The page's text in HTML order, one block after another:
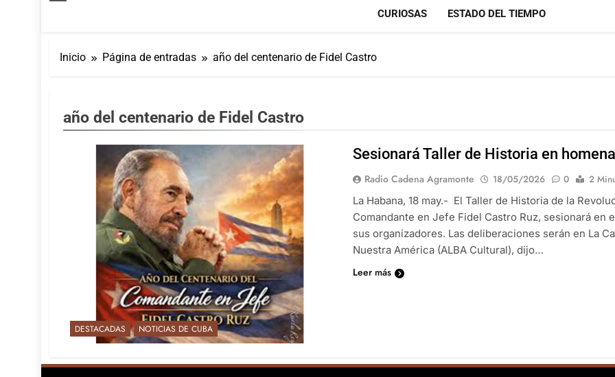
CURIOSAS ESTADO DEL TIEMPO
Inicio Página de entradas año del centenario de Fidel Castro
año del centenario de Fidel Castro
DESTACADAS NOTICIAS DE CUBA
Sesionará Taller de Historia en
Radio Cadena Agramonte 18/05/2026 0
2
La Habana, 18 may.- El Taller de Historia de la
Comandante en Jefe Fidel Castro Ruz, sesionará en
sus organizadores. Las deliberaciones serán en La
Nuestra América (ALBA Cultural), dijo…
Leer más